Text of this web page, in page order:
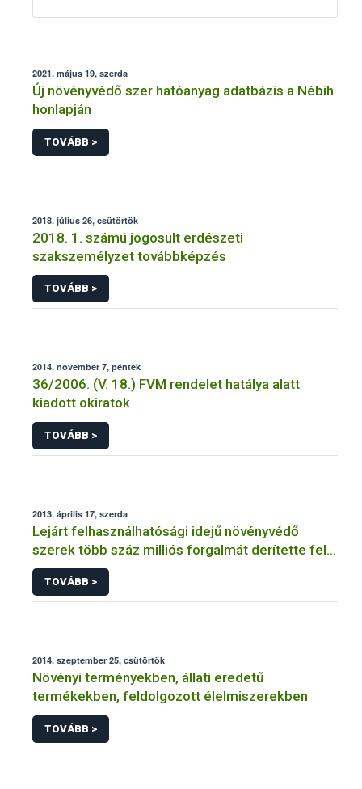
2021. május 19, szerda
Új növényvédő szer hatóanyag adatbázis a Nébih
honlapján
TOVÁBB >
2018. július 26, csütörtök
2018. 1. számú jogosult erdészeti
szakszemélyzet továbbképzés
TOVÁBB >
2014. november 7, péntek
36/2006. (V. 18.) FVM rendelet hatálya alatt
kiadott okiratok
TOVÁBB >
2013. április 17, szerda
Lejárt felhasználhatósági idejű növényvédő
szerek több száz milliós forgalmát derítette fel a
NÉBIH
TOVÁBB >
2014. szeptember 25, csütörtök
Növényi terményekben, állati eredetű
termékekben, feldolgozott élelmiszerekben
TOVÁBB >